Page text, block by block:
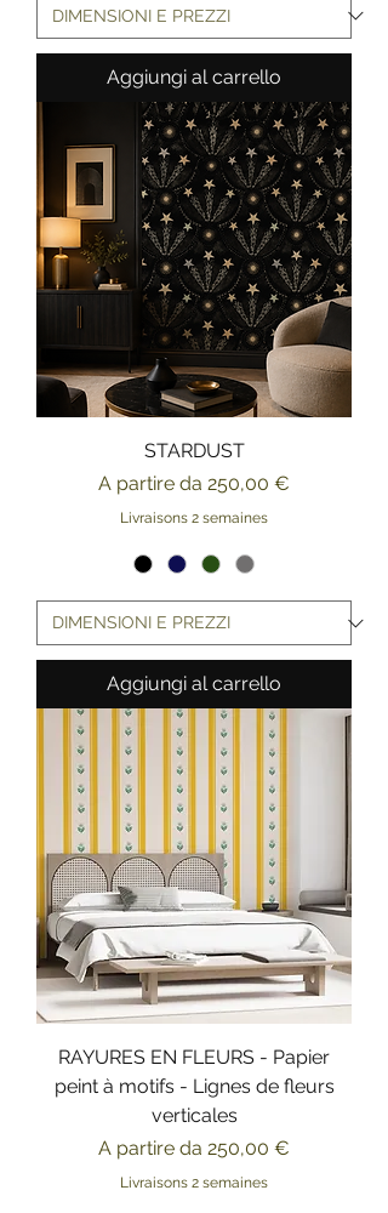
Aggiungi al carrello
STARDUST
A partire da 250,00 €
Prezzo scontato
Livraisons 2 semaines
Aggiungi al carrello
RAYURES EN FLEURS - Papier
peint à motifs - Lignes de fleurs
verticales
A partire da 250,00 €
Prezzo scontato
Livraisons 2 semaines